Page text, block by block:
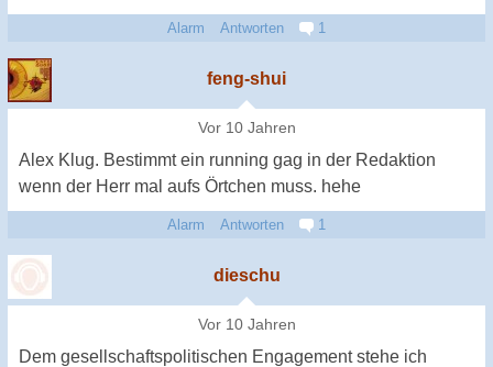
Alarm Antworten 1
feng-shui
Vor 10 Jahren
Alex Klug. Bestimmt ein running gag in der Redaktion
wenn der Herr mal aufs Örtchen muss. hehe
Alarm Antworten 1
dieschu
Vor 10 Jahren
Dem gesellschaftspolitischen Engagement stehe ich